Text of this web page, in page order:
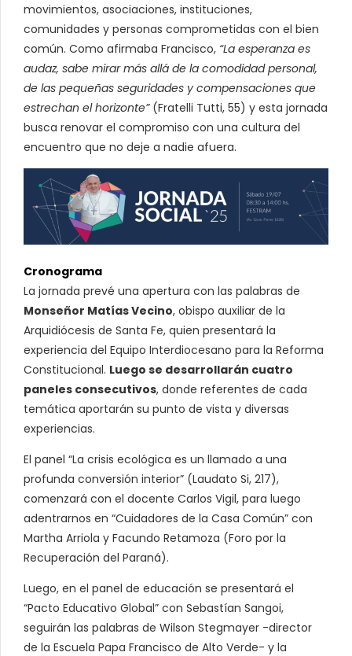
movimientos, asociaciones, instituciones,
comunidades y personas comprometidas con el bien
común. Como afirmaba Francisco, “La esperanza es
audaz, sabe mirar más allá de la comodidad personal,
de las pequeñas seguridades y compensaciones que
estrechan el horizonte” (Fratelli Tutti, 55) y esta jornada
busca renovar el compromiso con una cultura del
encuentro que no deje a nadie afuera.
Cronograma
La jornada prevé una apertura con las palabras de
Monseñor Matías Vecino, obispo auxiliar de la
Arquidiócesis de Santa Fe, quien presentará la
experiencia del Equipo Interdiocesano para la Reforma
Constitucional. Luego se desarrollarán cuatro
paneles consecutivos, donde referentes de cada
temática aportarán su punto de vista y diversas
experiencias.
El panel “La crisis ecológica es un llamado a una
profunda conversión interior” (Laudato Si, 217),
comenzará con el docente Carlos Vigil, para luego
adentrarnos en “Cuidadores de la Casa Común” con
Martha Arriola y Facundo Retamoza (Foro por la
Recuperación del Paraná).
Luego, en el panel de educación se presentará el
“Pacto Educativo Global” con Sebastían Sangoi,
seguirán las palabras de Wilson Stegmayer -director
de la Escuela Papa Francisco de Alto Verde- y la